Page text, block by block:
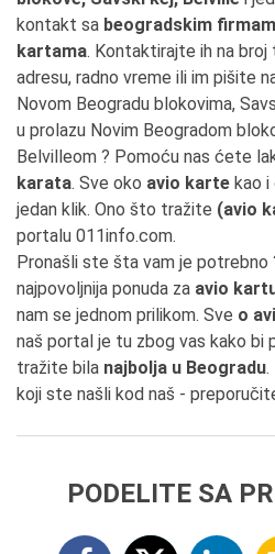
kontakt sa beogradskim
kartama. Kontaktirajte ih na
adresu, radno vreme ili im pišite
Novom Beogradu blokovima,
u prolazu Novim Beogradom
Belvilleom ? Pomoću nas ćete
karata. Sve oko avio karte kao
jedan klik. Ono što tražite (avio
portalu 011info.com.
Pronašli ste šta vam je potrebno
najpovoljnija ponuda za avio
nam se jednom prilikom. Sve o
naš portal je tu zbog vas kako bi
tražite bila najbolja u Beogradu.
koji ste našli kod naš -
PODELITE SA